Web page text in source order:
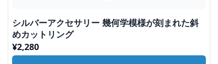
シルバーアクセサリー 幾何学模様が刻まれた斜
めカットリング
¥2,280